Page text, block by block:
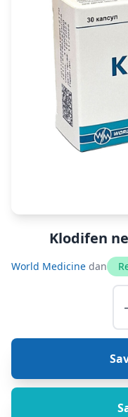
Klodifen
World Medicine dan